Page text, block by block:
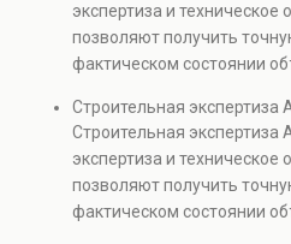
капитальном ремонте и
также при судебных
проверках.
экспертиза и
позволяют получить
фактическом состоянии
инженерных систем с
и нарушений. Услуга
качества строительства,
оценки рисков и судебных
Результатом является
Строительная экспертиза
Строительная экспертиза
экспертиза и
позволяют получить
фактическом состоянии